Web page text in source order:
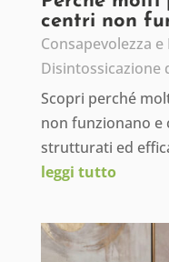
centri non
Consapevolezza
Disintossicazione
Scopri perché
non funzionano e
strutturati ed
leggi tutto